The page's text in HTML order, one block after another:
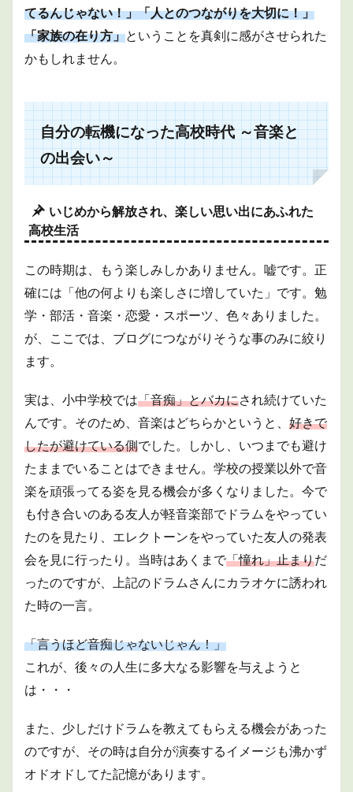
4.2
趣味
の探
索と
現在
から
未来
へ
～１
つの
ピー
スは
じゃ
なか
った
１つ
が１
つに
てるんじゃない！」「人とのつながりを大切に！」
「家族の在り方」ということを真剣に感がさせられた
かもしれません。
自分の転機になった高校時代 ～音楽と
の出会い～
いじめから解放され、楽しい思い出にあふれた
高校生活
この時期は、もう楽しみしかありません。嘘です。正
確には「他の何よりも楽しさに増していた」です。勉
学・部活・音楽・恋愛・スポーツ、色々ありました。
が、ここでは、ブログにつながりそうな事のみに絞り
ます。
実は、小中学校では「音痴」とバカにされ続けていた
んです。そのため、音楽はどちらかというと、 好きで
したが避けている側でした。しかし、いつまでも避け
たままでいることはできません。学校の授業以外で音
楽を頑張ってる姿を見る機会が多くなりました。今で
も付き合いのある友人が軽音楽部でドラムをやってい
たのを見たり、エレクトーンをやっていた友人の発表
会を見に行ったり。当時はあくまで「憧れ」止まりだ
ったのですが、上記のドラムさんにカラオケに誘われ
た時の一言。
「言うほど音痴じゃないじゃん！」
これが、後々の人生に多大なる影響を与えようと
は・・・
また、少しだけドラムを教えてもらえる機会があった
のですが、その時は自分が演奏するイメージも沸かず
オドオドしてた記憶があります。